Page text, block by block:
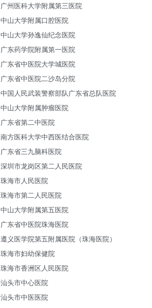
广州医科大学附属第三医院
中山大学附属口腔医院
中山大学孙逸仙纪念医院
广东药学院附属第一医院
广东省中医院大学城医院
广东省中医院二沙岛分院
中国人民武装警察部队广东省总队医院
中山大学附属肿瘤医院
广东省第二中医院
南方医科大学中西医结合医院
广东省三九脑科医院
深圳市龙岗区第二人民医院
珠海市人民医院
珠海市第二人民医院
中山大学附属第五医院
广东省中医院珠海医院
遵义医学院第五附属医院（珠海医院）
珠海市妇幼保健院
珠海市香洲区人民医院
汕头市中心医院
汕头市中医医院